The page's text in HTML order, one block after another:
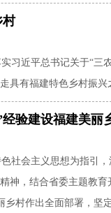
村
习近平总书记关于“三
具有福建特色乡村振兴
验建设福建美丽
社会主义思想为指引
神，结合省委主题教
村作出全面部署，坚